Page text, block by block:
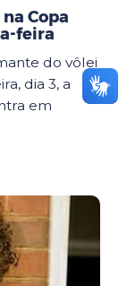
Copa
feira
do vôlei
dia 3, a
em